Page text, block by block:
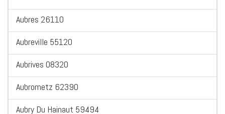
Aubres 26110
Aubreville 55120
Aubrives 08320
Aubrometz 62390
Aubry Du Hainaut 59494